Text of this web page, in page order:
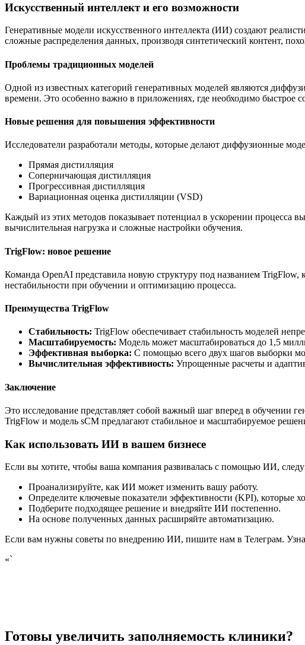
Искусственный интеллект и его возможности
Генеративные модели искусственного интеллекта (ИИ) создают
сложные распределения данных, производя синтетический контент,
Проблемы традиционных моделей
Одной из известных категорий генеративных моделей являются
времени. Это особенно важно в приложениях, где необходимо быстрое
Новые решения для повышения эффективности
Исследователи разработали методы, которые делают диффузионные
Прямая дистилляция
Соперничающая дистилляция
Прогрессивная дистилляция
Вариационная оценка дистилляции (VSD)
Каждый из этих методов показывает потенциал в ускорении процесса
вычислительная нагрузка и сложные настройки обучения.
TrigFlow: новое решение
Команда OpenAI представила новую структуру под названием
нестабильности при обучении и оптимизацию процесса.
Преимущества TrigFlow
Стабильность: TrigFlow обеспечивает стабильность моделей
Масштабируемость: Модель может масштабироваться до 1,5
Эффективная выборка: С помощью всего двух шагов выборки
Вычислительная эффективность: Упрощенные расчеты и
Заключение
Это исследование представляет собой важный шаг вперед в обучении
TrigFlow и модель sCM предлагают стабильное и масштабируемое
Как использовать ИИ в вашем бизнесе
Если вы хотите, чтобы ваша компания развивалась с помощью ИИ,
Проанализируйте, как ИИ может изменить вашу работу.
Определите ключевые показатели эффективности (KPI), которые
Подберите подходящее решение и внедряйте ИИ постепенно.
На основе полученных данных расширяйте автоматизацию.
Если вам нужны советы по внедрению ИИ, пишите нам в Телеграм.
«`
Готовы увеличить заполняемость клиники?